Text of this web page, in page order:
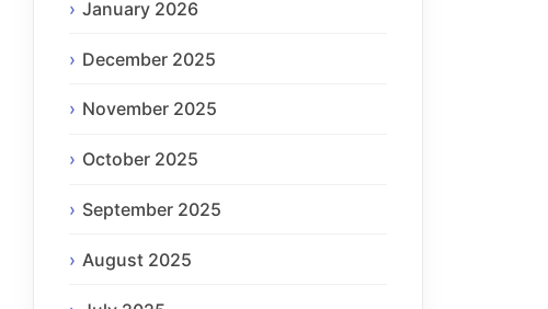
January 2026
December 2025
November 2025
October 2025
September 2025
August 2025